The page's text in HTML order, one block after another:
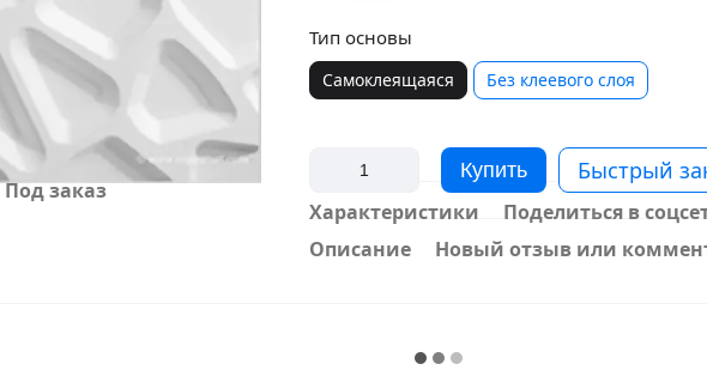
Под заказ
Тип основы
Самоклеящаяся Без клеевого слоя
Купить Быстрый
Характеристики Поделиться в
Описание
Новый отзыв или